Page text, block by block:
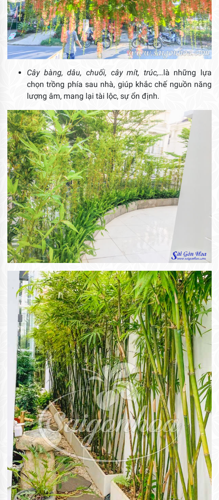
Cây bàng, dâu, chuối, cây mít, trúc,…là những lựa
chọn trồng phía sau nhà, giúp khắc chế nguồn năng
lượng âm, mang lại tài lộc, sự ổn định.